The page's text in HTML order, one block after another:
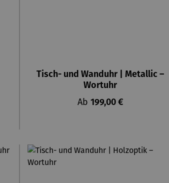
Tisch- und Wanduhr | Metallic –
Wortuhr
Regulärer Preis:
Ab 199,00 €